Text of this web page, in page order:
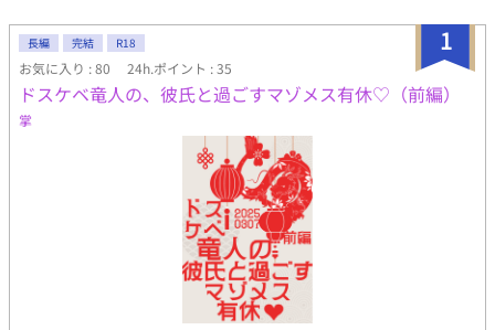
1
長編 完結 R18
お気に入り : 80 24h.ポイント : 35
ドスケベ竜人の、彼氏と過ごすマゾメス有休♡（前編）
掌